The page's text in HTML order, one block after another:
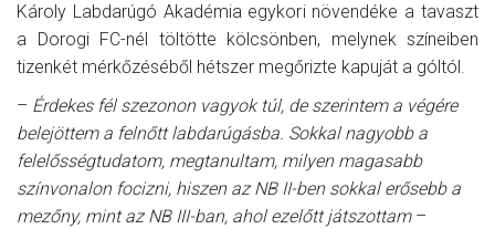
Károly Labdarúgó Akadémia egykori növendéke a tavaszt
a Dorogi FC-nél töltötte kölcsönben, melynek színeiben
tizenkét mérkőzéséből hétszer megőrizte kapuját a góltól.
– Érdekes fél szezonon vagyok túl, de szerintem a végére
belejöttem a felnőtt labdarúgásba. Sokkal nagyobb a
felelősségtudatom, megtanultam, milyen magasabb
színvonalon focizni, hiszen az NB II-ben sokkal erősebb a
mezőny, mint az NB III-ban, ahol ezelőtt játszottam–